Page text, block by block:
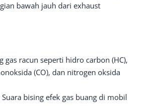
bawah jauh dari exhaust
gas racun seperti hidro carbon (HC),
(CO), dan nitrogen oksida
bising efek gas buang di mobil